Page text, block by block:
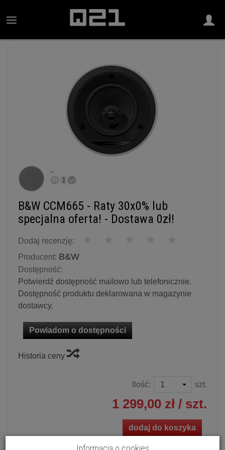
B&W CCM665 - Raty 30x0% lub
specjalna oferta! - Dostawa 0zł!
Dodaj recenzję:
Producent: B&W
Dostępność:
Potwierdź dostępność mailowo lub telefonicznie.
Dostępność produktu deklarowana w magazynie
dostawcy.
Powiadom o dostępności
Historia ceny
Ilość: szt.
1 299,00 zł / szt.
dodaj do koszyka